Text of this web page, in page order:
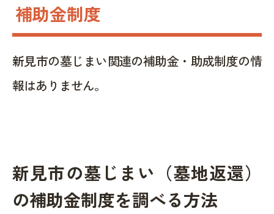
補助金制度
新見市の墓じまい関連の補助金・助成制度の情
報はありません。
新見市の墓じまい（墓地返還）
の補助金制度を調べる方法